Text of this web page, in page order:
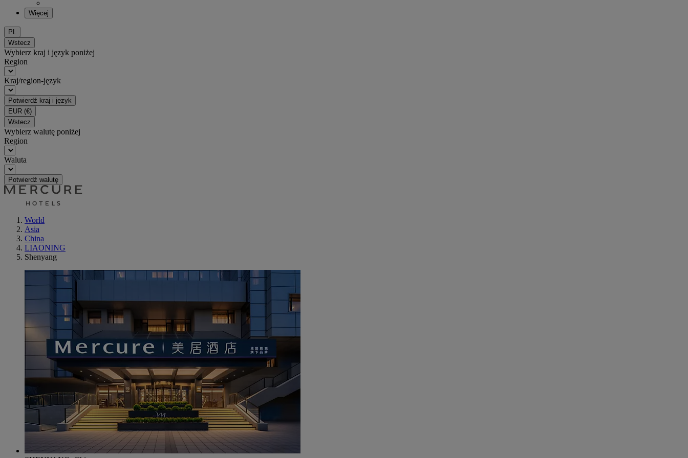
Więcej
PL
Wstecz
Wybierz kraj i język poniżej
Region
Kraj/region-język
Potwierdź kraj i język
EUR (€)
Wstecz
Wybierz walutę poniżej
Region
Waluta
Potwierdź walutę
World
Asia
China
LIAONING
Shenyang